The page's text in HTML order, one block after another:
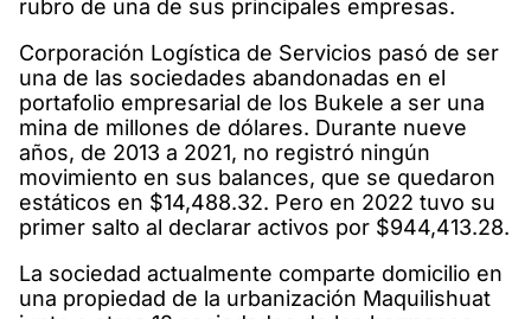
rubro de una de sus principales empresas.
Corporación Logística de Servicios pasó de ser
una de las sociedades abandonadas en el
portafolio empresarial de los Bukele a ser una
mina de millones de dólares. Durante nueve
años, de 2013 a 2021, no registró ningún
movimiento en sus balances, que se quedaron
estáticos en $14,488.32. Pero en 2022 tuvo su
primer salto al declarar activos por $944,413.28.
La sociedad actualmente comparte domicilio en
una propiedad de la urbanización Maquilishuat